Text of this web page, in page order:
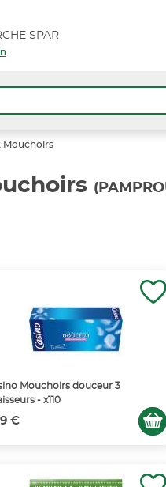
SPAR
Mouchoirs
Mouchoirs douceur 3
- x110
€